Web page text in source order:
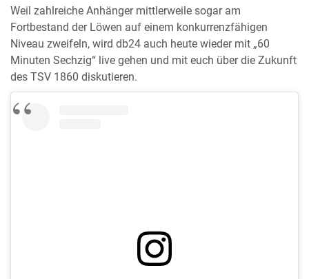
Weil zahlreiche Anhänger mittlerweile sogar am
Fortbestand der Löwen auf einem konkurrenzfähigen
Niveau zweifeln, wird db24 auch heute wieder mit „60
Minuten Sechzig“ live gehen und mit euch über die Zukunft
des TSV 1860 diskutieren.